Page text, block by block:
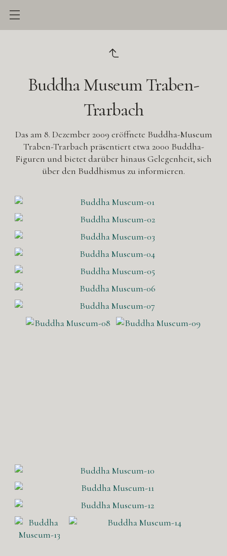
Buddha Museum Traben-
Trarbach
Das am 8. Dezember 2009 eröffnete Buddha-Museum
Traben-Trarbach präsentiert etwa 2000 Buddha-
Figuren und bietet darüber hinaus Gelegenheit, sich
über den Buddhismus zu informieren.